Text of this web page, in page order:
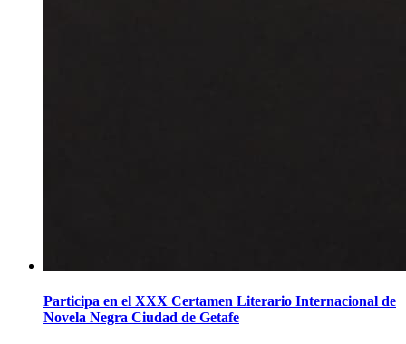
Participa en el XXX Certamen Literario Internacional de
Novela Negra Ciudad de Getafe